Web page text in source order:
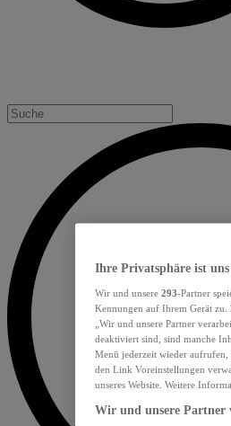
Ihre Privatsphäre ist
Wir und unsere 293-Partner
Kennungen auf Ihrem Gerät
„Wir und unsere Partner
deaktiviert sind, sind manche
Menü jederzeit wieder
den Link Voreinstellungen
unseres Website. Weitere
Wir und unsere Partner